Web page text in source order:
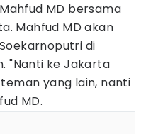
MD bersama
Mahfud MD akan
di
"Nanti ke Jakarta
yang lain, nanti
MD.